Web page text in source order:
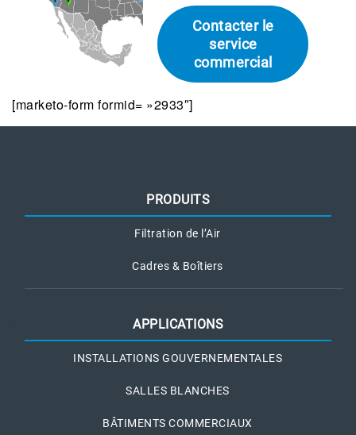
Contacter le
service
commercial
[marketo-form formid= »2933″]
PRODUITS
Filtration de l’Air
Cadres & Boîtiers
APPLICATIONS
INSTALLATIONS GOUVERNEMENTALES
SALLES BLANCHES
BÂTIMENTS COMMERCIAUX